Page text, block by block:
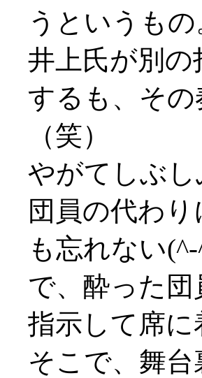
うというもの
井上氏が別
するも、そ
（笑）
やがてしぶ
団員の代わ
も忘れない
で、酔った
指示して席
そこで、舞